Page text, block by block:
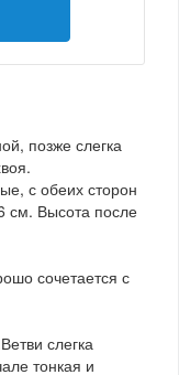
позже слегка
с обеих сторон
см. Высота после
сочетается с
слегка
тонкая и